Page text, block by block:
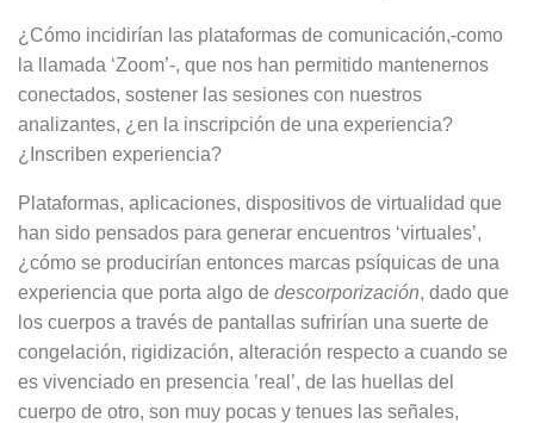
¿Cómo incidirían las plataformas de comunicación,-como
la llamada ‘Zoom’-, que nos han permitido mante­nernos
conectados, sostener las se­siones con nuestros
analizantes, ¿en la inscripción de una experiencia?
¿Inscriben experiencia?
Plataformas, aplicaciones, dispositivos de virtualidad que
han sido pensados para generar encuentros ‘virtuales’,
¿cómo se producirían entonces mar­cas psíquicas de una
experiencia que porta algo de descorporización, dado que
los cuerpos a través de pantallas sufrirían una suerte de
congelación, rigidización, alteración respecto a cuando se
es vivenciado en presencia ’real’, de las huellas del
cuerpo de otro, son muy pocas y tenues las se­ñales,